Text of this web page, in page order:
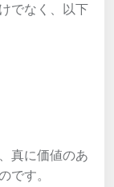
でなく、以下
真に価値のあ
です。